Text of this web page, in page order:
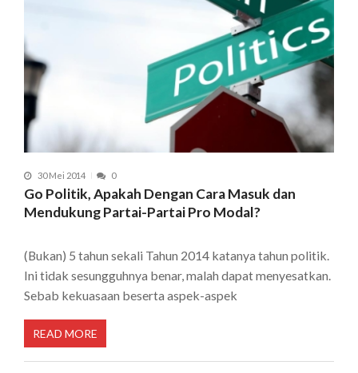
30 Mei 2014 0
Go Politik, Apakah Dengan Cara Masuk dan
Mendukung Partai-Partai Pro Modal?
(Bukan) 5 tahun sekali Tahun 2014 katanya tahun politik.
Ini tidak sesungguhnya benar, malah dapat menyesatkan.
Sebab kekuasaan beserta aspek-aspek
READ MORE